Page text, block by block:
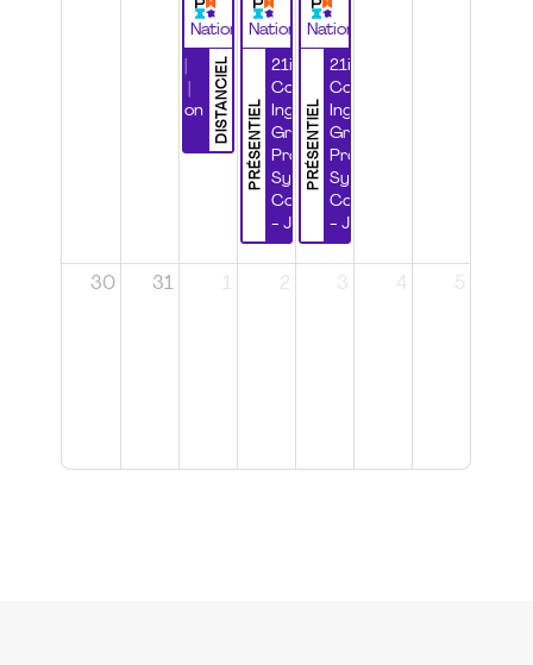
National
DISTANCIEL
Certification
National
PRÉSENTIEL
21ième
Congrès
Ingénierie
Grands
Projets et
Systèmes
Complexes
- Jour 1
National
PRÉSENTIEL
21ième
Congrès
Ingénierie
Grands
Projets et
Systèmes
Complexes
- Jour 2
30 31 1 2 3 4 5